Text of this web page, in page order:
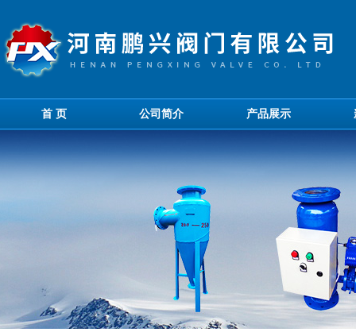
首 页 公司简介 产品展示